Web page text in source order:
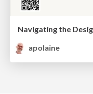
apolaine